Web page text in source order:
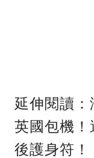
延伸閱讀
英國包機
後護身符！